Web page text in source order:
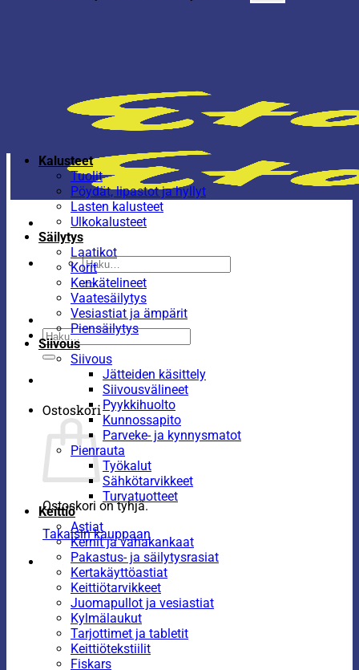
Etsi:
Etsi:
Ostoskori
Ostoskori on tyhjä.
Takaisin kauppaan
Kalusteet
Tuolit
Pöydät, lipastot ja hyllyt
Lasten kalusteet
Ulkokalusteet
Säilytys
Laatikot
Korit
Kenkätelineet
Vaatesäilytys
Vesiastiat ja ämpärit
Piensäilytys
Siivous
Siivous
Jätteiden käsittely
Siivousvälineet
Pyykkihuolto
Kunnossapito
Parveke- ja kynnysmatot
Pienrauta
Työkalut
Sähkötarvikkeet
Turvatuotteet
Keittiö
Astiat
Kernit ja vahakankaat
Pakastus- ja säilytysrasiat
Kertakäyttöastiat
Keittiötarvikkeet
Juomapullot ja vesiastiat
Kylmälaukut
Tarjottimet ja tabletit
Keittiötekstiilit
Fiskars